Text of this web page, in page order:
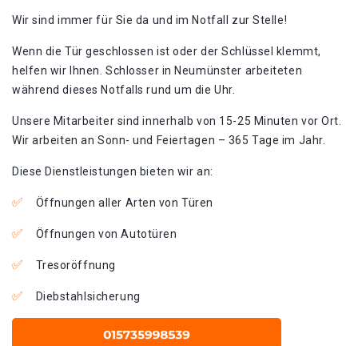
Wir sind immer für Sie da und im Notfall zur Stelle!
Wenn die Tür geschlossen ist oder der Schlüssel klemmt,
helfen wir Ihnen. Schlosser in Neumünster arbeiteten
während dieses Notfalls rund um die Uhr.
Unsere Mitarbeiter sind innerhalb von 15-25 Minuten vor Ort.
Wir arbeiten an Sonn- und Feiertagen – 365 Tage im Jahr.
Diese Dienstleistungen bieten wir an:
Öffnungen aller Arten von Türen
Öffnungen von Autotüren
Tresoröffnung
Diebstahlsicherung